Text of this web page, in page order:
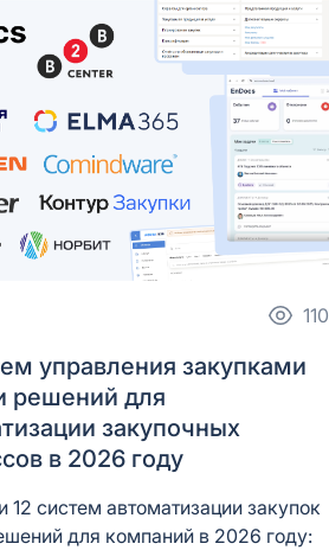
110
управления закупками
решений для
закупочных
в 2026 году
12 систем автоматизации закупок
для компаний в 2026 году: